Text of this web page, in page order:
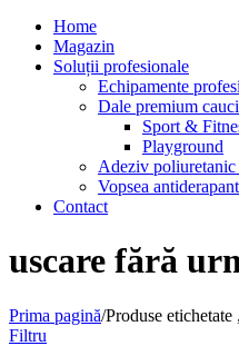
Home
Magazin
Soluții profesionale
Echipamente
Dale premium
Sport &
Playground
Adeziv poliuretanic
Vopsea
Contact
uscare fără
Prima pagină/Produse etichetate
Filtru